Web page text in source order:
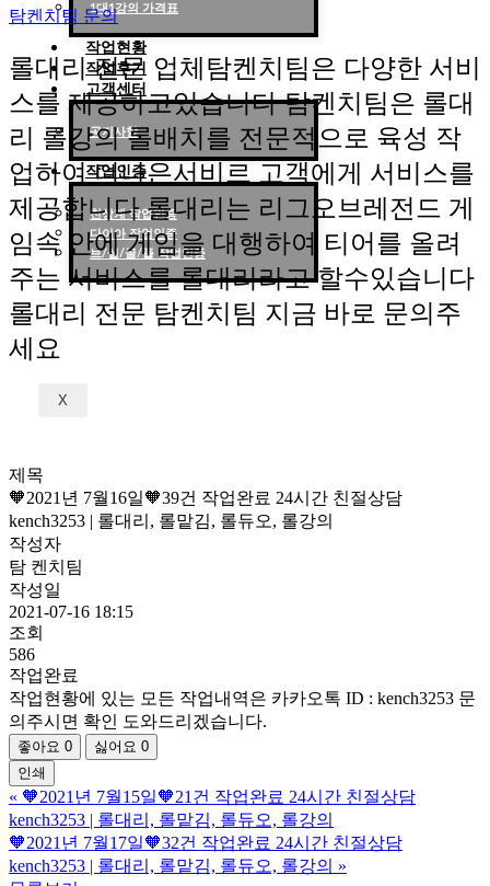
1대1강의 가격표
작업현황
작업후기
고객센터
공지사항
작업인증
천상계 작업인증
다이아 작업인증
브/실/골/플 작업인증
X
탐켄치팀 문의
롤대리 전문 업체탐켄치팀은 다양한 서비
스를 제공하고있습니다 탐켄치팀은 롤대
리 롤강의 롤배치를 전문적으로 육성 작
업하여 더나은서비르 고객에게 서비스를
제공합니다 롤대리는 리그오브레전드 게
임속 안에 게임을 대행하여 티어를 올려
주는 서비스를 롤대리라고 할수있습니다
롤대리 전문 탐켄치팀 지금 바로 문의주
세요
제목
🧡2021년 7월16일🧡39건 작업완료 24시간 친절상담
kench3253 | 롤대리, 롤맡김, 롤듀오, 롤강의
작성자
탐 켄치팀
작성일
2021-07-16 18:15
조회
586
작업완료
작업현황에 있는 모든 작업내역은 카카오톡 ID : kench3253 문
의주시면 확인 도와드리겠습니다.
좋아요 0 싫어요 0
인쇄
« 🧡2021년 7월15일🧡21건 작업완료 24시간 친절상담
kench3253 | 롤대리, 롤맡김, 롤듀오, 롤강의
🧡2021년 7월17일🧡32건 작업완료 24시간 친절상담
kench3253 | 롤대리, 롤맡김, 롤듀오, 롤강의 »